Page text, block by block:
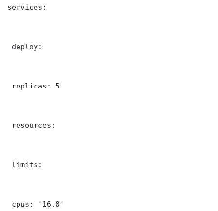
services:
deploy:
replicas: 5
resources:
limits:
cpus: '16.0'